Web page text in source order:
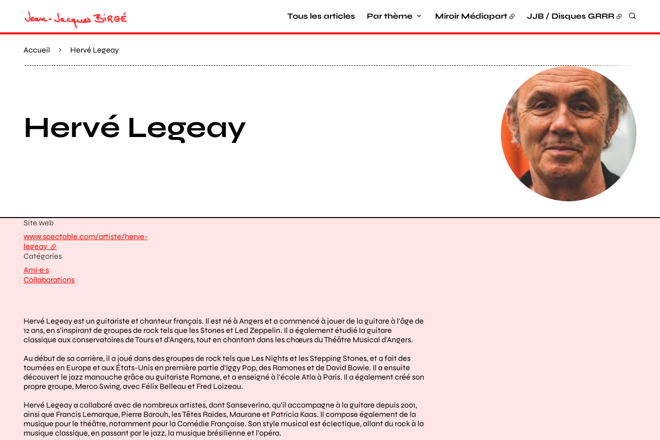
Tous les articles Par thème Miroir Médiapart JJB / Disques GRRR
Accueil Hervé Legeay
Hervé Legeay
Catégories
Ami·e·s
Collaborations
Site web
www.spectable.com/artiste/herve-
legeay - lien externe
Hervé Legeay est un guitariste et chanteur français. Il est né à Angers et a commencé à jouer de la guitare à l'âge de
12 ans, en s'inspirant de groupes de rock tels que les Stones et Led Zeppelin. Il a également étudié la guitare
classique aux conservatoires de Tours et d'Angers, tout en chantant dans les chœurs du Théâtre Musical d'Angers.
Au début de sa carrière, il a joué dans des groupes de rock tels que Les Nights et les Stepping Stones, et a fait des
tournées en Europe et aux États-Unis en première partie d'Iggy Pop, des Ramones et de David Bowie. Il a ensuite
découvert le jazz manouche grâce au guitariste Romane, et a enseigné à l'école Atla à Paris. Il a également créé son
propre groupe, Merco Swing, avec Félix Belleau et Fred Loizeau.
Hervé Legeay a collaboré avec de nombreux artistes, dont Sanseverino, qu'il accompagne à la guitare depuis 2001,
ainsi que Francis Lemarque, Pierre Barouh, les Têtes Raides, Maurane et Patricia Kaas. Il compose également de la
musique pour le théâtre, notamment pour la Comédie Française. Son style musical est éclectique, allant du rock à la
musique classique, en passant par le jazz, la musique brésilienne et l'opéra.